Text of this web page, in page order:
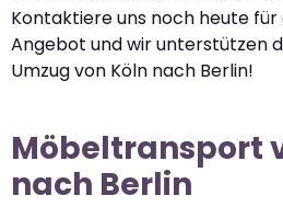
Kontaktiere uns noch heute
Angebot und wir unterstützen
Umzug von Köln nach Berlin!
Möbeltransport
nach Berlin